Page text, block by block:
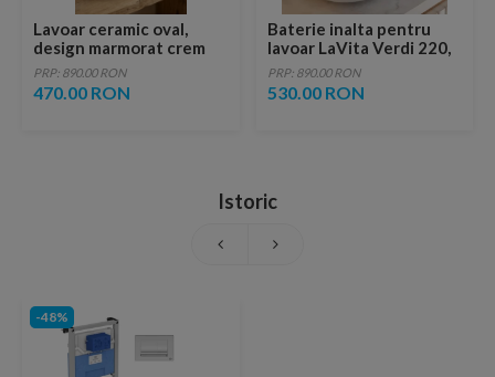
Lavoar ceramic oval,
design marmorat crem
lucios cu vene aurii,
ventil inclus
PRP: 890.00 RON
470.00 RON
Baterie inalta pentru
lavoar LaVita Verdi 220,
fara ventil, brushed
copper
PRP: 890.00 RON
530.00 RON
Istoric
-48%